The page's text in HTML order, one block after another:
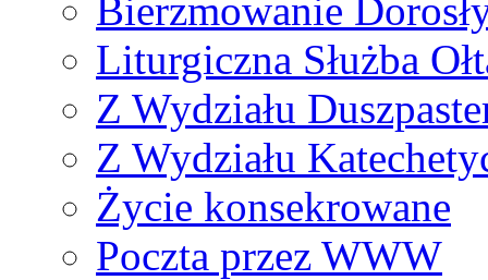
Bierzmowanie
Liturgiczna Służba
Z Wydziału
Z Wydziału
Życie konsekrowane
Poczta przez WWW